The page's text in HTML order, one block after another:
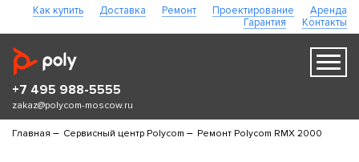
Как купить Доставка Ремонт Проектирование
Аренда
Гарантия
Контакты
+7 495 988-5555
zakaz@polycom-moscow.ru
Главная – Сервисный центр Polycom – Ремонт Polycom RMX 2000